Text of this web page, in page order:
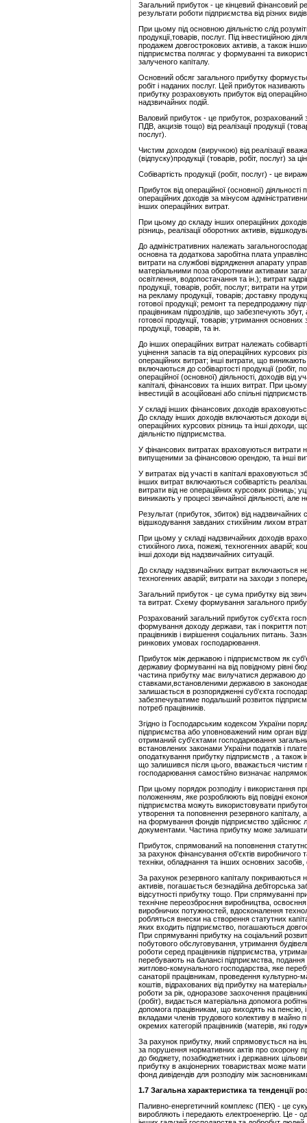
Загальний прибуток - це кінцевий фінансовий
результати роботи підприємства від різних
При цьому під основною діяльністю слід
продукції,товарів, послуг. Під інвестиційною
продажем довгострокових активів, а також
підприємства полягає у формуванні та
залученого капіталу.
Основний обсяг загального прибутку
робіт і наданих послуг. Цей прибуток
прибутку розраховують прибуток від
надзвичайних подій.
Валовий прибуток - це прибуток, розрахований
ПДВ, акцизів тощо) від реалізації продукції
послуг).
Чистим доходом (виручкою) від реалізації
(відпуску)продукції (товарів, робіт, послуг) за
Собівартість продукції (робіт, послуг) - це
Прибуток від операційної (основної)
операційних доходів за мінусом
інших операційних витрат.
При цьому до складу інших операційних
різниць, реалізації оборотних активів,
До адміністративних належать
основна та додаткова заробітна плата
витрати на службові відрядження апарату
матеріальними поза оборотними активами
освітлення, водопостачання та ін.); витрат
продукції, товарів, робіт, послуг; витрати на
на рекламу продукції, товарів; доставку
готової продукції; ремонт та передпродажну
працівникам підрозділів, що забезпечують
готової продукції, товарів; утримання
продукції, товарів, та ін.
До інших операційних витрат належать
уцінення запасів та від операційних курсових
операційних витрат; інші витрати, що
включаються до собівартості продукції (робіт,
операційної (основної) діяльності, доходів від
капіталі, фінансових та інших витрат. При
інвестицій в асоційовані або спільні
У складі інших фінансових доходів
До складу інших доходів включаються доходи
операційних курсових різниць та інші доходи,
діяльністю підприємства.
У фінансових витратах враховуються витрати
випущеними за фінансовою орендою, та інші
У витратах від участі в капіталі враховуються
інших витрат включаються собівартість
витрати від не операційних курсових різниць;
виникають у процесі звичайної діяльності, але
Результат (прибуток, збиток) від
відшкодування завданих стихійним лихом
При цьому у складі надзвичайних доходів
стихійного лиха, пожежі, техногенних аварій;
інші доходи від надзвичайних ситуацій.
До складу надзвичайних витрат включаються
техногенних аварій; витрати на заходи з
Загальний прибуток - це сума прибутку від
та витрат. Схему формування загального
Pозpахований загальний прибуток суб'єкта
формування доходу держави, так і покриття
працівників і вирішення соціальних питань.
ринкових умовах господарювання.
Прибуток мiж державою і підприємством як
деpжавиу фоpмуваннi на від повідному piвнi
частина прибутку має вилучатися державою
ставками,встановленими державою в
залишається в розпорядженні суб'єкта
забезпечуватиме подальший розвиток
потреб працівників.
Згідно із Господарським кодексом України
підприємства або уповноважений ним орган
отриманий суб'єктами господарювання
встановлених законами України податків і
оподаткування прибутку підприємств , а також
що залишився після цього, вважається чистим
господарювання самостійно визначає
При цьому порядок pозподiлу і використання
положенням, яке розроблюють від повідні
підприємства можуть використовувати
утворення та поповнення резервного капіталу,
на формування фондів підприємство здійснює
документами. Частина прибутку може
Прибуток, спрямований на поповнення
за рахунок фінансування об'єктів
техніки, обладнання та інших основних
За рахунок резервного капіталу покриваються
активів, погашається безнадійна дебіторська
відсутності прибутку тощо. При спрямуванні
технічне переозброєння виробництва,
виробничих потужностей, вдосконалення
робляться внески на створення статутних
яких входить підприємство, погашаються
При спрямуванні прибутку на соціальний
побутового обслуговування, утримання
роботи серед працівників підприємства,
перебувають на балансі підприємства, подання
житлово-комунального господарства, яке
санаторії працівникам, проведення культурно-
коштів, відрахованих від прибутку на
роботи за рік, одноразове заохочення
(робіт), видається матеріальна допомога
допомога працівникам, що виходять на пенсію,
вкладами членів трудового колективу в майно
окремих категорій працівників (матерів, які
За рахунок прибутку, який спрямовується на
за порушення нормативних актів про охорону
до бюджету, позабюджетних і державних
прибутку в акціонерних товариствах може
фонд дивідендів для pозподiлу мiж
1.7 Загальна характеристика та тенденції
Паливно-енергетичний комплекс (ПЕК) - це
виробляють і передають електроенергію. Це -